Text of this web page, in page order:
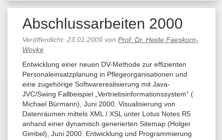
Abschlussarbeiten 2000
Veröffentlicht: 23.01.2009 von Prof. Dr. Heide Faeskorn-
Woyke
Entwicklung einer neuen DV-Methode zur effizienten
Personaleinsatzplanung in Pflegeorganisationen und
eine zugehörige Softwarerealisierung mit Java-
JVC/Swing Fallbeispiel „Vertriebsinformationssystem“ (
Michael Bürmann), Juni 2000. Visualisierung von
Datenräumen mittels XML / XSL unter Lotus Notes R5
anhand einer dynamisch generierten Sitemap (Holger
Gimbel), Juni 2000. Entwicklung und Programmierung